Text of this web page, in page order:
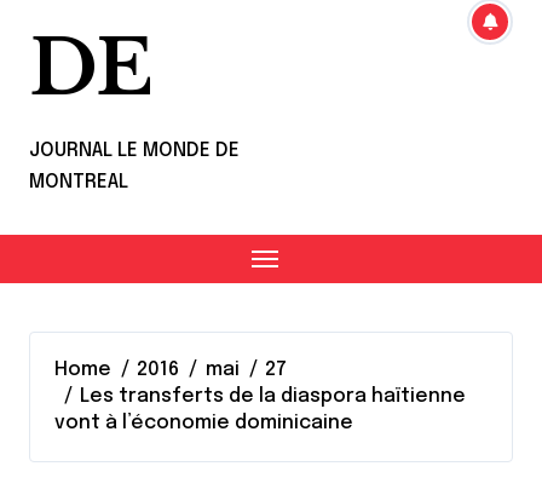
DE
JOURNAL LE MONDE DE
MONTREAL
Home 2016 mai
27
Les transferts de la diaspora haïtienne
vont à l’économie dominicaine